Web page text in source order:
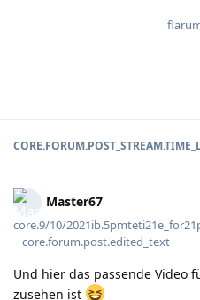
Master67
core.9/10/
core.forum.post.edited_text
Und hier das passende Video
zusehen ist